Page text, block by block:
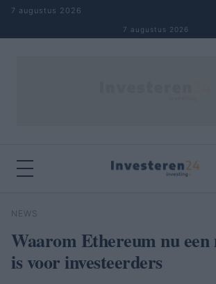
Naar inhoud springen
7 augustus 2026
7 augustus 2026
Zoeken
NEWS
Waarom Ethereum nu
is voor investeerders